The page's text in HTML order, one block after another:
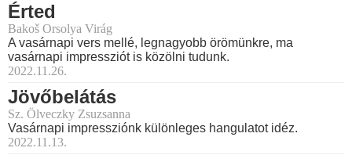
Érted
Bakoš Orsolya Virág
A vasárnapi vers mellé, legnagyobb örömünkre, ma
vasárnapi impressziót is közölni tudunk.
2022.11.26.
Jövőbelátás
Sz. Ölveczky Zsuzsanna
Vasárnapi impressziónk különleges hangulatot idéz.
2022.11.13.